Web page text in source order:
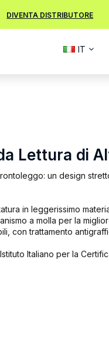
DIVENTA DISTRIBUTORE
IT
Lettura di
un design
in leggerissimo
a molla per la
con trattamento
Italiano per la